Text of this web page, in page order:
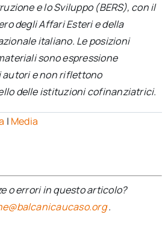
e lo Sviluppo (BERS), con il
degli Affari Esteri e della
italiano. Le posizioni
sono espressione
e non riflettono
delle istituzioni cofinanziatrici.
| Media
o errori in questo articolo?
.